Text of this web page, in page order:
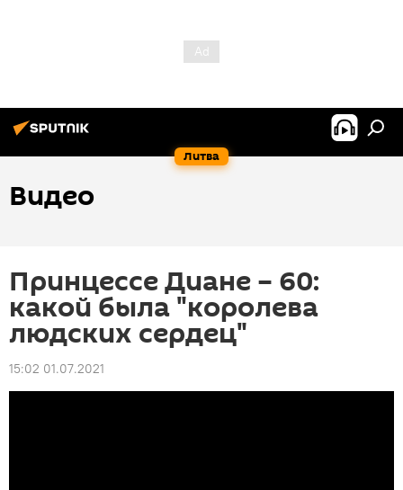
Литва
Видео
Принцессе Диане – 60:
какой была "королева
людских сердец"
15:02 01.07.2021